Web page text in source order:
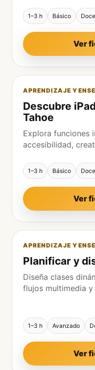
1–3 h Básico
Ver
APRENDIZAJE Y
Descubre
Tahoe
Explora funciones
accesibilidad,
1–3 h Básico
Ver
APRENDIZAJE Y
Planificar y
Diseña clases
flujos multimedia
1–3 h Avanzado
Ver